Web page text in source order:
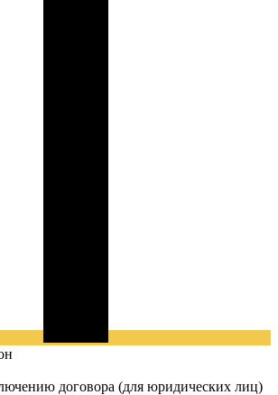
договора (для юридических лиц)